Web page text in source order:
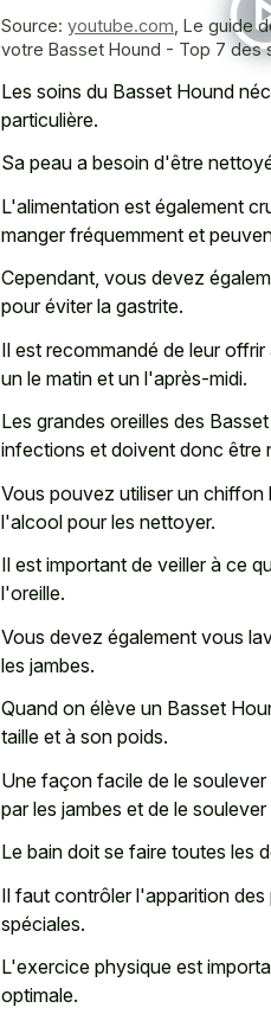
Source: youtube.com Le guide
votre Basset Hound - Top 7 des
Les soins du Basset Hound
particulière.
Sa peau a besoin d'être
L'alimentation est également
manger fréquemment et
Cependant, vous devez
pour éviter la gastrite.
Il est recommandé de leur
un le matin et un l'après-midi.
Les grandes oreilles des
infections et doivent donc être
Vous pouvez utiliser un chiffon
l'alcool pour les nettoyer.
Il est important de veiller à ce
l'oreille.
Vous devez également vous
les jambes.
Quand on élève un Basset
taille et à son poids.
Une façon facile de le
par les jambes et de le
Le bain doit se faire toutes les
Il faut contrôler l'apparition
spéciales.
L'exercice physique est
optimale.